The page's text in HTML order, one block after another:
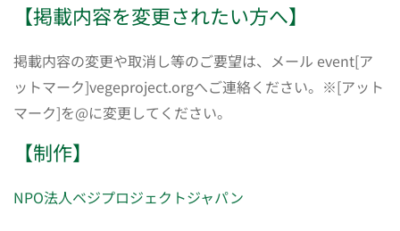
【掲載内容を変更されたい方へ】
掲載内容の変更や取消し等のご要望は、メール event[ア
ットマーク]vegeproject.orgへご連絡ください。※[アット
マーク]を@に変更してください。
【制作】
NPO法人ベジプロジェクトジャパン